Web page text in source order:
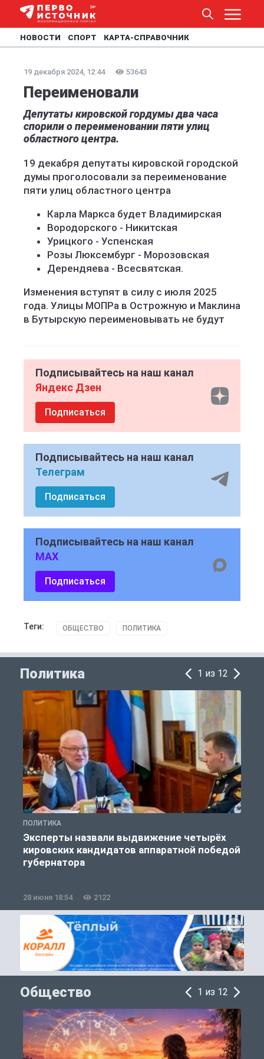
НОВОСТИ СПОРТ КАРТА-СПРАВОЧНИК
19 декабря 2024, 12:44 53643
Переименовали
Депутаты кировской гордумы два часа
спорили о переименовании пяти улиц
областного центра.
19 декабря депутаты кировской городской
думы проголосовали за переименование
пяти улиц областного центра
Карла Маркса будет Владимирская
Вородорского - Никитская
Урицкого - Успенская
Розы Люксембург - Морозовская
Дерендяева - Всесвятская.
Изменения вступят в силу с июля 2025
года. Улицы МОПРа в Острожную и Маклина
в Бутырскую переименовывать не будут
Подписывайтесь на наш канал
Яндекс Дзен
Подписаться
Подписывайтесь на наш канал
Телеграм
Подписаться
Подписывайтесь на наш канал
MAX
Подписаться
Теги: ОБЩЕСТВО ПОЛИТИКА
Политика 1 из 12
ПОЛИТИКА
Эксперты назвали выдвижение четырёх
кировских кандидатов аппаратной победой
губернатора
28 июня 18:54 2122
Общество 1 из 12